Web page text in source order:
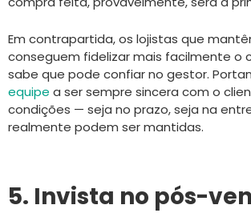
Em contrapartida, os lojistas que
conseguem fidelizar mais facilmente o
sabe que pode confiar no gestor.
equipe a ser sempre sincera com o
condições — seja no prazo, seja na
realmente podem ser mantidas.
5. Invista no pós-